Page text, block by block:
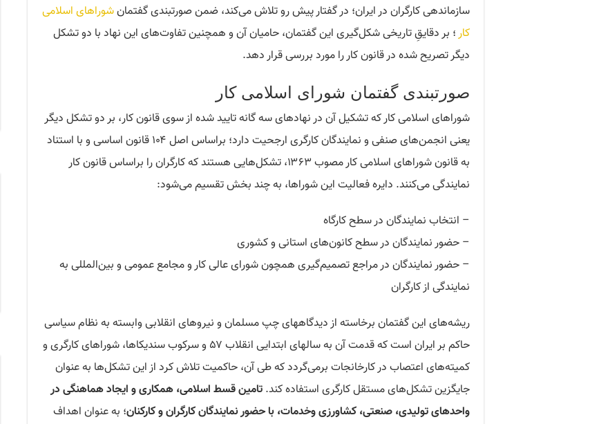
سازماندهی کارگران در ایران؛ در گفتار پیش رو تلاش می‌کند، ضمن صورتبندی گفتمانشوراهای اسلامی
کار؛ بر دقایقِ تاریخی شکل‌گیری این گفتمان، حامیان آن و همچنین تفاوت‌های این نهاد با دو تشکل
دیگر تصریح شده در قانون کار را مورد بررسی قرار دهد.
صورتبندی گفتمان شورای اسلامی کار
شوراهای اسلامی کار که تشکیل آن در نهادهای سه گانه تایید شده از سوی قانون کار، بر دو تشکل دیگر
یعنی انجمن‌های صنفی و نمایندگان کارگری ارجحیت دارد؛ براساس اصل ۱۰۴ قانون اساسی و با استناد
به قانون شوراهای اسلامی کار مصوب ۱۳۶۳، تشکل‌هایی هستند که کارگران را براساس قانون کار
نمایندگی می‌کنند. دایره فعالیت این شوراها، به چند بخش تقسیم می‌شود:
– انتخاب نمایندگان در سطح کارگاه
– حضور نمایندگان در سطح کانون‌های استانی و کشوری
– حضور نمایندگان در مراجع تصمیم‌گیری همچون شورای عالی کار و مجامع عمومی و بین‌المللی به
نمایندگی از کارگران
ریشه‌های این گفتمان برخاسته از دیدگاههای چپ مسلمان و نیروهای انقلابی وابسته به نظام سیاسی
حاکم بر ایران است که قدمت آن به سالهای ابتدایی انقلاب ۵۷ و سرکوب سندیکاها، شوراهای کارگری و
کمیته‌های اعتصاب در کارخانجات برمی‌گردد که طی آن، حاکمیت تلاش کرد از این تشکل‌ها به عنوان
جایگزین تشکل‌های مستقل کارگری استفاده کند. تامین قسط اسلامی، همکاری و ایجاد هماهنگی در
واحدهای تولیدی، صنعتی، کشاورزی و‌خدمات، با حضور نمایندگان کارگران و کارکنان؛ به عنوان اهداف